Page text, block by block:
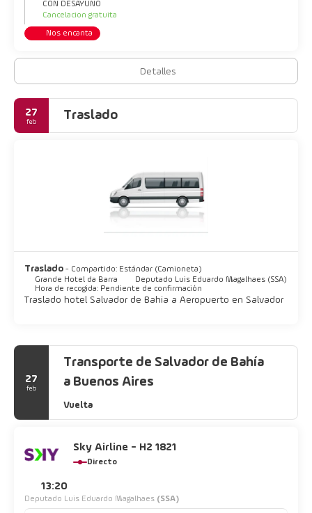
CON DESAYUNO
Cancelacion gratuita
Nos encanta
Detalles
27
feb Traslado
Traslado - Compartido: Estándar (Camioneta)
Grande Hotel da Barra
Deputado Luis Eduardo Magalhaes (SSA)
Hora de recogida: Pendiente de confirmación
Traslado hotel Salvador de Bahia a Aeropuerto en Salvador
27
feb
Transporte de Salvador de Bahía
a Buenos Aires
Vuelta
Sky Airline - H2 1821
Directo
13:20
Deputado Luis Eduardo Magalhaes (SSA)